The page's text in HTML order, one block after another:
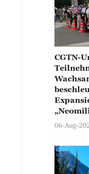
CGTN-
06-Aug-